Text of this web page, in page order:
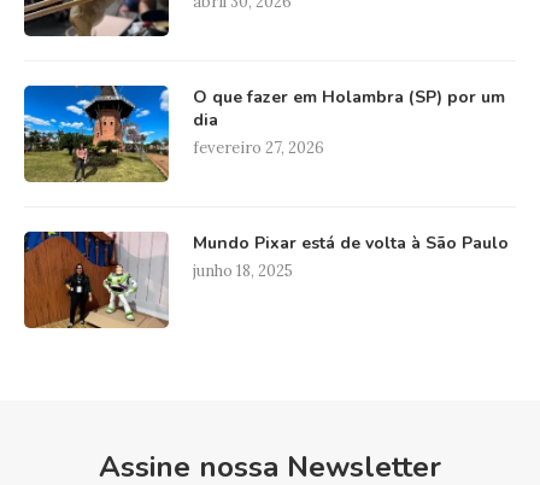
O que fazer em Holambra (SP) por um
dia
fevereiro 27, 2026
Mundo Pixar está de volta à São Paulo
junho 18, 2025
Assine nossa Newsletter